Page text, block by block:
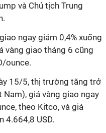
và Chủ tịch Trung
ngay giảm 0,4% xuống
vàng giao tháng 6 cũng
ounce.
15/5, thị trường tăng trở
Nam), giá vàng giao ngay
theo Kitco, và giá
4.664,8 USD.